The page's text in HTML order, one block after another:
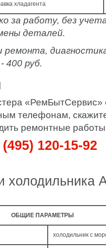
хладагента
за работу, без
деталей.
ремонта,
400 руб.
«РемБытСервис»
телефонам,
ремонтные
(495) 120-15-92
холодильника
ОБЩИЕ ПАРАМЕТРЫ
холодильник с